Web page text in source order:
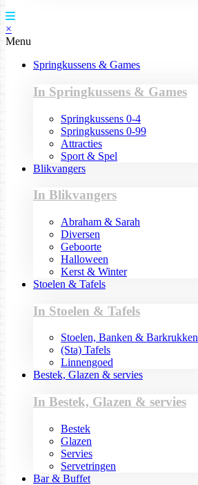
×
Menu
Springkussens & Games
In Springkussens & Games
Springkussens 0-4
Springkussens 0-99
Attracties
Sport & Spel
Blikvangers
In Blikvangers
Abraham & Sarah
Diversen
Geboorte
Halloween
Kerst & Winter
Stoelen & Tafels
In Stoelen & Tafels
Stoelen, Banken & Barkrukken
(Sta) Tafels
Linnengoed
Bestek, Glazen & servies
In Bestek, Glazen & servies
Bestek
Glazen
Servies
Servetringen
Bar & Buffet